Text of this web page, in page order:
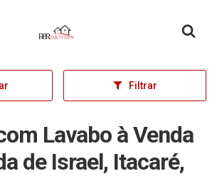
Página inicial
Filtrar
Lavabo à Venda
de Israel, Itacaré,